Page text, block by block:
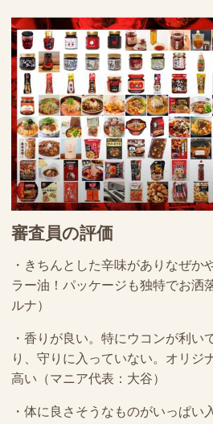
審査員の評価
・きちんとした辛味がありなぜか
ラー油！パッケージも独特でお洒
ルナ）
・香りが良い。特にウコンが利い
り、守りに入っていない。オリジ
高い（マニア代表：大谷）
・体に良さそうなものがいっぱい